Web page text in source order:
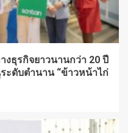
งธุรกิจยาวนานกว่า 20 ปี
ะดับตำนาน “ข้าวหน้าไก่